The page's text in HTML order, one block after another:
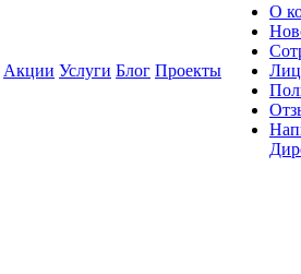
Акции Услуги Блог Проекты
О